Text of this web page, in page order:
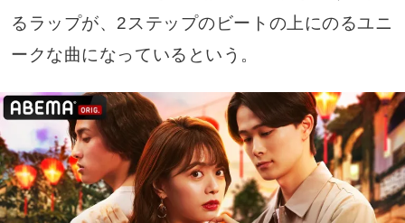
るラップが、2ステップのビートの上にのるユニ
ークな曲になっているという。